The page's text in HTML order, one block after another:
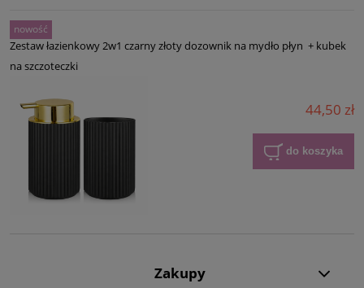
Zestaw łazienkowy 2w1 czarny złoty dozownik na mydło płyn + kubek
na szczoteczki
44,50 zł
do koszyka
nowość
Zakupy